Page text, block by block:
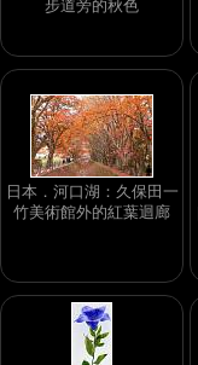
步道旁的秋色
日本．河口湖：久保田一
竹美術館外的紅葉迴廊